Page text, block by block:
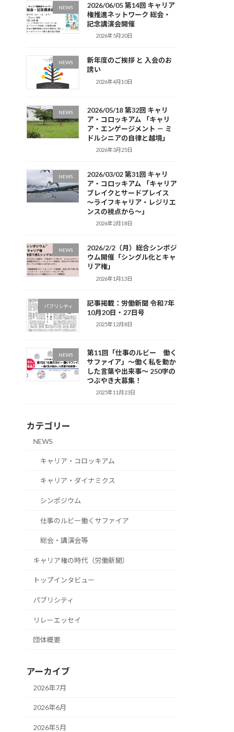
NEWS
2026/06/05 第14回 キャリア
権推進ネットワーク 総会・
記念講演会開催
2026年5月20日
NEWS
新年度のご挨拶 と 入会のお
誘い
2026年4月10日
NEWS
2026/05/18 第32回 キャリ
ア・コロッキアム 「キャリ
ア・エンゲージメント － ミ
ドルシニアの自律と越境」
2026年3月25日
NEWS
2026/03/02 第31回 キャリ
ア・コロッキアム 「キャリア
ブレイクとサードプレイス
～ライフキャリア・レジリエ
ンスの視点から～」
2026年2月18日
NEWS
2026/2/2（月）総合シンポジ
ウム開催「シングル化とキャ
リア権」
2026年1月13日
パブリシティ
記事掲載：労働新聞 令和7年
10月20日・27日号
2025年12月8日
NEWS
第11回「仕事のルビー 働く
サファイア」～働く私を動か
した言葉や出来事～ 250字の
つぶやき大募集！
2025年11月23日
カテゴリー
NEWS
キャリア・コロッキアム
キャリア・ダイナミクス
シンポジウム
仕事のルビー働くサファイア
総会・講演会等
キャリア権の時代（労働新聞）
トップインタビュー
パブリシティ
リレーエッセイ
団体概要
アーカイブ
2026年7月
2026年6月
2026年5月